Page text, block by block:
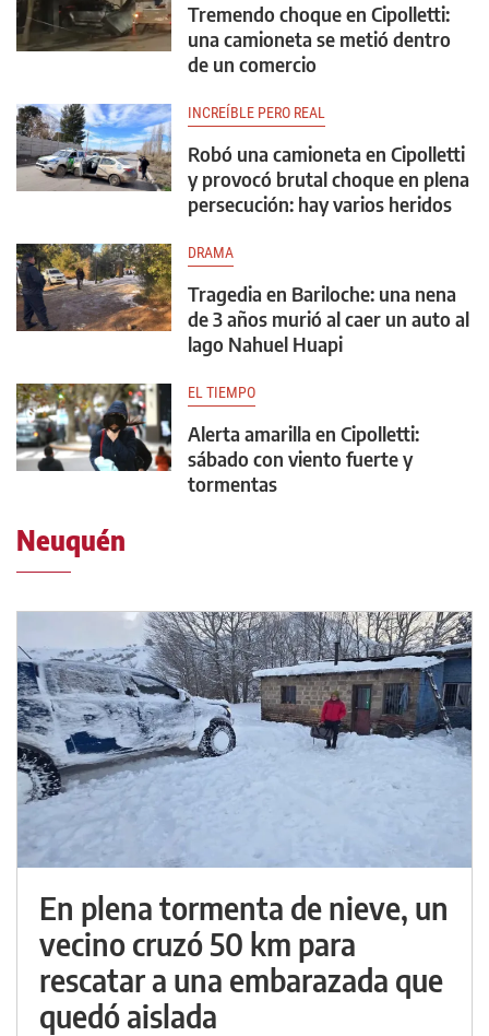
Tremendo choque en Cipolletti:
una camioneta se metió dentro
de un comercio
INCREÍBLE PERO REAL
Robó una camioneta en Cipolletti
y provocó brutal choque en plena
persecución: hay varios heridos
DRAMA
Tragedia en Bariloche: una nena
de 3 años murió al caer un auto al
lago Nahuel Huapi
EL TIEMPO
Alerta amarilla en Cipolletti:
sábado con viento fuerte y
tormentas
Neuquén
En plena tormenta de nieve, un
vecino cruzó 50 km para
rescatar a una embarazada que
quedó aislada